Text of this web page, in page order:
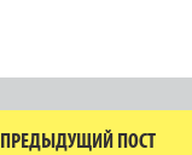
ПРЕДЫДУЩИЙ ПОСТ